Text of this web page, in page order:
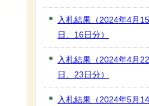
入札結果（2024年4月15
日、16日分）
入札結果（2024年4月22
日、23日分）
入札結果（2024年5月14